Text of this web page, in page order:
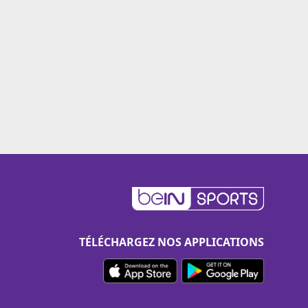
TÉLÉCHARGEZ NOS APPLICATIONS